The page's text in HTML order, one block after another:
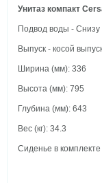
Унитаз компакт
Подвод воды - Снизу
Выпуск - косой
Ширина (мм): 336
Высота (мм): 795
Глубина (мм): 643
Вес (кг): 34.3
Сиденье в